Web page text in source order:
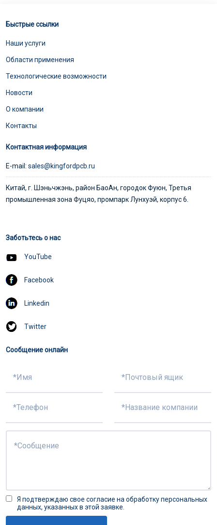
Быстрые ссылки
Наши услуги
Области применения
Технологические возможности
Новости
О компании
Контакты
Контактная информация
E-mail: sales@kingfordpcb.ru
Китай, г. Шэньчжэнь, район БаоАн, городок Фуюн, Третья
промышленная зона Фуцяо, промпарк Лунхуэй, корпус 6.
Заботьтесь о нас
YouTube
Facebook
Linkedin
Twitter
Сообщение онлайн
Я подтверждаю свое согласие на обработку персональных
данных, указанных в этой заявке.